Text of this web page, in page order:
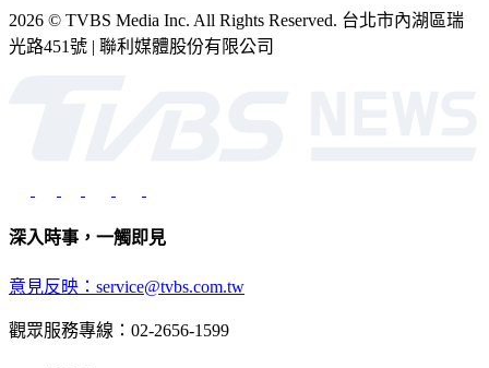
2026 © TVBS Media Inc. All Rights Reserved. 台北市內湖區瑞
光路451號 | 聯利媒體股份有限公司
深入時事，一觸即見
意見反映：service@tvbs.com.tw
觀眾服務專線：02-2656-1599